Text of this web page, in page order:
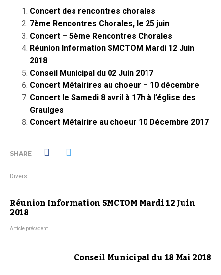
Concert des rencontres chorales
7ème Rencontres Chorales, le 25 juin
Concert – 5ème Rencontres Chorales
Réunion Information SMCTOM Mardi 12 Juin
2018
Conseil Municipal du 02 Juin 2017
Concert Métairires au choeur – 10 décembre
Concert le Samedi 8 avril à 17h à l’église des
Graulges
Concert Métairire au choeur 10 Décembre 2017
SHARE
Divers
Réunion Information SMCTOM Mardi 12 Juin
2018
Article précédent
Conseil Municipal du 18 Mai 2018